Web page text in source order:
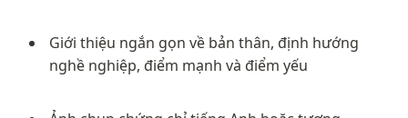
Giới thiệu ngắn gọn về bản thân, định hướng
nghề nghiệp, điểm mạnh và điểm yếu